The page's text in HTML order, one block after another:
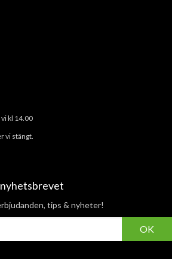
kl 14.00
vi stängt.
tips & nyheter!
OK